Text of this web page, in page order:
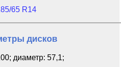
65 R14
дисков
диаметр: 57,1;